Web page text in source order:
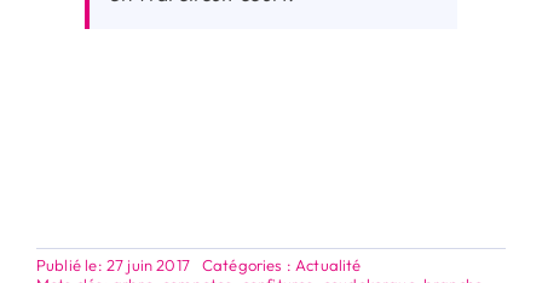
Publié le: 27 juin 2017 Catégories : Actualité